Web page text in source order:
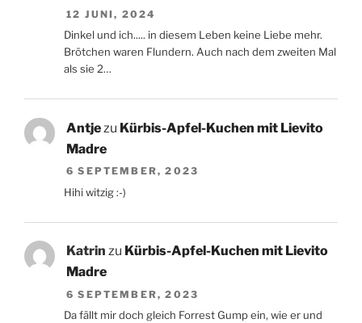
12 JUNI, 2024
Dinkel und ich..... in diesem Leben keine Liebe mehr.
Brötchen waren Flundern. Auch nach dem zweiten Mal
als sie 2…
Antje zu Kürbis-Apfel-Kuchen mit Lievito
Madre
6 SEPTEMBER, 2023
Hihi witzig :-)
Katrin zu Kürbis-Apfel-Kuchen mit Lievito
Madre
6 SEPTEMBER, 2023
Da fällt mir doch gleich Forrest Gump ein, wie er und